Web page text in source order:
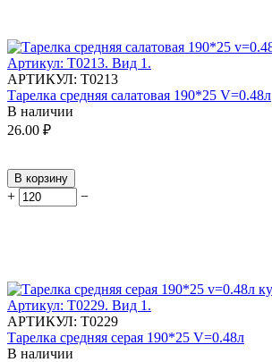
АРТИКУЛ: Т0213
Тарелка средняя салатовая 190*25 V=0.48л
В наличии
26.00 ₽
В корзину
+ −
АРТИКУЛ: Т0229
Тарелка средняя серая 190*25 V=0.48л
В наличии